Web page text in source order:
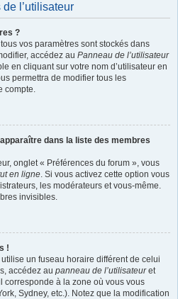
l’utilisateur
?
vos paramètres sont stockés dans
accédez au Panneau de l’utilisateur
en cliquant sur votre nom d’utilisateur en
permettra de modifier tous les
compte.
dans la liste des membres
onglet « Préférences du forum », vous
en ligne. Si vous activez cette option vous
les modérateurs et vous-même.
invisibles.
!
utilise un fuseau horaire différent de celui
accédez au panneau de l’utilisateuret
corresponde à la zone où vous vous
Sydney, etc.). Notez que la modification